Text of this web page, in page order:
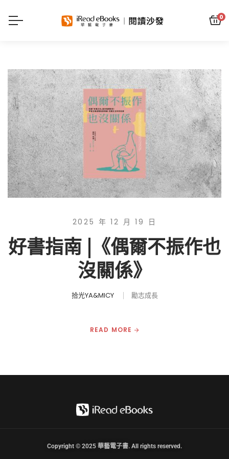
0
2025 年 12 月 19 日
好書指南 |《偶爾不振作也
沒關係》
拾光YA&MICY 勵志成長
READ MORE
Copyright © 2025 華藝電子書. All rights reserved.